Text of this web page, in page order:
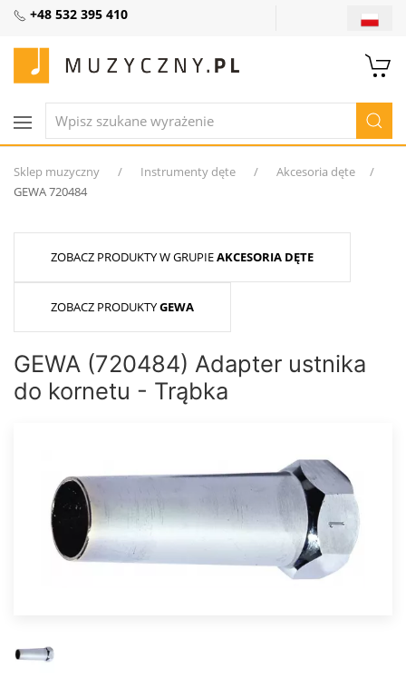
+48 532 395 410
Sklep muzyczny Instrumenty dęte
Akcesoria dęte
GEWA 720484
ZOBACZ PRODUKTY W GRUPIEAKCESORIA DĘTE
ZOBACZ PRODUKTYGEWA
GEWA (720484) Adapter ustnika
do kornetu - Trąbka